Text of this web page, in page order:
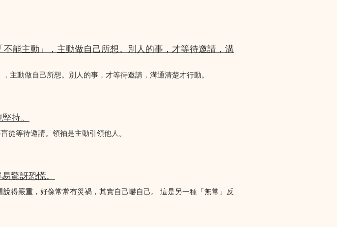
能主動」，主動做自己所想。別人的事，才等待邀請，溝
主動做自己所想。別人的事，才等待邀請，溝通清楚才行動。
持。
從等待邀請。領袖是主動引領他人。
驚訝恐慌。
得嚴重，好像常常有災禍，其實自己嚇自己。 這是另一種「無常」反